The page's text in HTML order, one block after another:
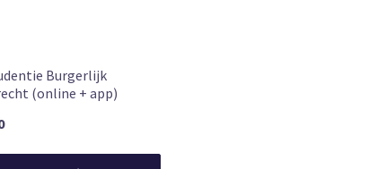
Burgerlijk
(online + app)